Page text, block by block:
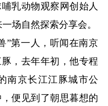
乳动物观察网创始人
场自然探索分享会。
第一人，听闻在南京
，去年年初，他专程
南京长江江豚城市公
便见到了朝思暮想的